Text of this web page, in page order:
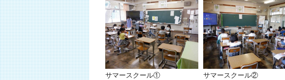
サマースクール① サマースクール②